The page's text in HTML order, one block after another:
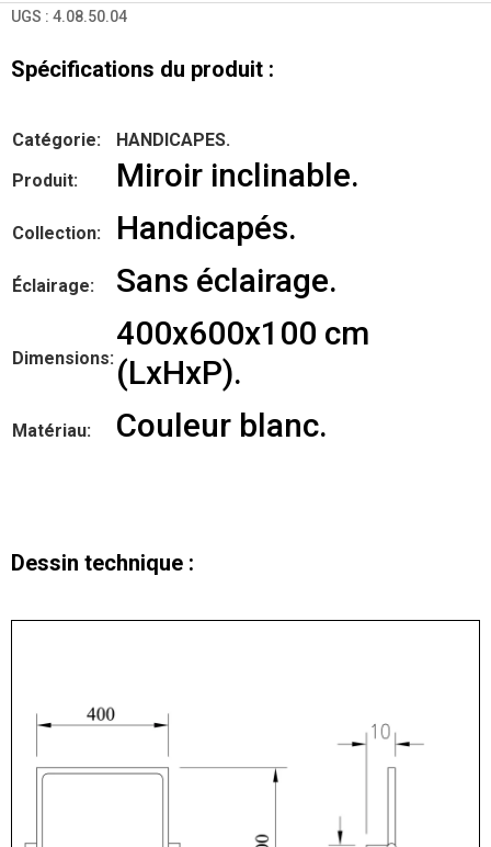
UGS : 4.08.50.04
Spécifications du produit :
Catégorie:
HANDICAPES.
Produit:
Miroir inclinable.
Collection: Handicapés.
Éclairage: Sans éclairage.
Dimensions:
400x600x100 cm
(LxHxP).
Matériau: Couleur blanc.
Dessin technique :